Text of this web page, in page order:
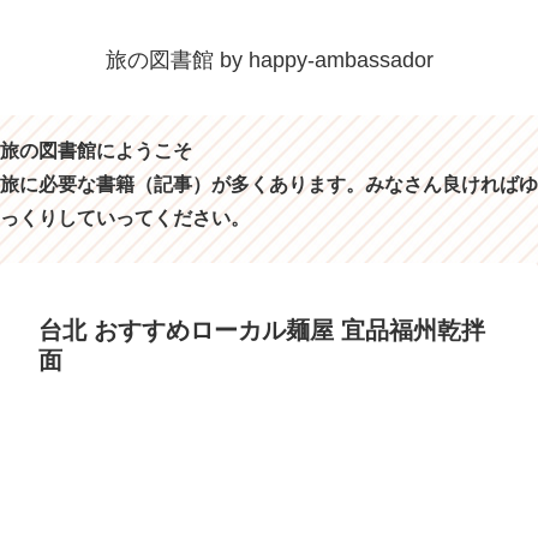
旅の図書館 by happy-ambassador
旅の図書館にようこそ
旅に必要な書籍（記事）が多くあります。みなさん良ければゆ
っくりしていってください。
台北 おすすめローカル麺屋 宜品福州乾拌
面